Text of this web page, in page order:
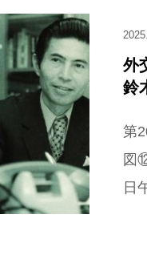
外
鈴
第
図
日